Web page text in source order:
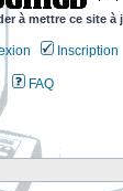
à mettre ce site à
Inscription
FAQ